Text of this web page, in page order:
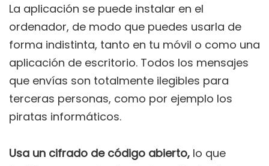
La aplicación se puede instalar en el
ordenador, de modo que puedes usarla de
forma indistinta, tanto en tu móvil o como una
aplicación de escritorio. Todos los mensajes
que envías son totalmente ilegibles para
terceras personas, como por ejemplo los
piratas informáticos.
Usa un cifrado de código abierto, lo que